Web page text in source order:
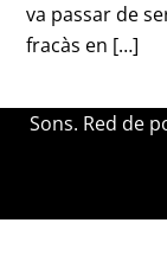
va passar de
fracàs en […]
Sons. Red de